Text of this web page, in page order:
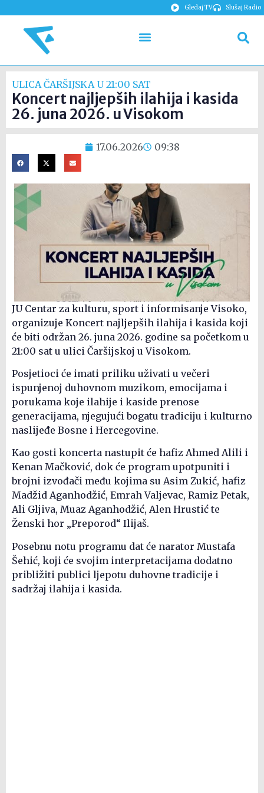
Gledaj TV Slušaj Radio
ULICA ČARŠIJSKA U 21:00 SAT
Koncert najljepših ilahija i kasida
26. juna 2026. u Visokom
17.06.2026 09:38
JU Centar za kulturu, sport i informisanje Visoko,
organizuje Koncert najljepših ilahija i kasida koji
će biti održan 26. juna 2026. godine sa početkom u
21:00 sat u ulici Čaršijskoj u Visokom.
Posjetioci će imati priliku uživati u večeri
ispunjenoj duhovnom muzikom, emocijama i
porukama koje ilahije i kaside prenose
generacijama, njegujući bogatu tradiciju i kulturno
naslijeđe Bosne i Hercegovine.
Kao gosti koncerta nastupit će hafiz Ahmed Alili i
Kenan Mačković, dok će program upotpuniti i
brojni izvođači među kojima su Asim Zukić, hafiz
Madžid Aganhodžić, Emrah Valjevac, Ramiz Petak,
Ali Gljiva, Muaz Aganhodžić, Alen Hrustić te
Ženski hor „Preporod“ Ilijaš.
Posebnu notu programu dat će narator Mustafa
Šehić, koji će svojim interpretacijama dodatno
približiti publici ljepotu duhovne tradicije i
sadržaj ilahija i kasida.